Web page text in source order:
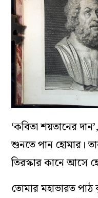
‘কবিতা শয়তানের
শুনতে পান হোমার।
তিরস্কার কানে আসে
তোমার মহাভারত পাঠ